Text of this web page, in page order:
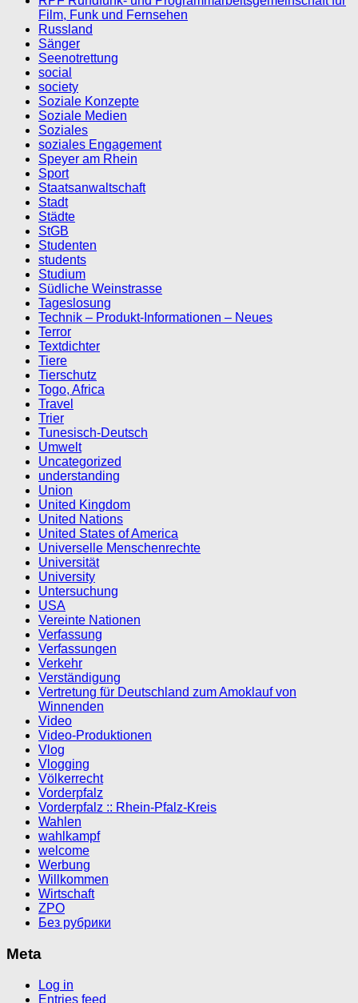
Film, Funk und Fernsehen
Russland
Sänger
Seenotrettung
social
society
Soziale Konzepte
Soziale Medien
Soziales
soziales Engagement
Speyer am Rhein
Sport
Staatsanwaltschaft
Stadt
Städte
StGB
Studenten
students
Studium
Südliche Weinstrasse
Tageslosung
Technik – Produkt-Informationen – Neues
Terror
Textdichter
Tiere
Tierschutz
Togo, Africa
Travel
Trier
Tunesisch-Deutsch
Umwelt
Uncategorized
understanding
Union
United Kingdom
United Nations
United States of America
Universelle Menschenrechte
Universität
University
Untersuchung
USA
Vereinte Nationen
Verfassung
Verfassungen
Verkehr
Verständigung
Vertretung für Deutschland zum Amoklauf von
Winnenden
Video
Video-Produktionen
Vlog
Vlogging
Völkerrecht
Vorderpfalz
Vorderpfalz :: Rhein-Pfalz-Kreis
Wahlen
wahlkampf
welcome
Werbung
Willkommen
Wirtschaft
ZPO
Без рубрики
Meta
Log in
Entries feed